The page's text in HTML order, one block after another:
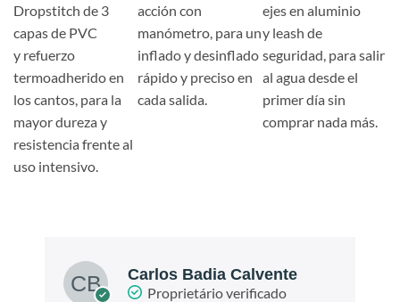
Dropstitch de 3
capas de PVC
y refuerzo
termoadherido en
los cantos, para la
mayor dureza y
resistencia frente al
uso intensivo.
acción con
manómetro, para un
inflado y desinflado
rápido y preciso en
cada salida.
ejes en aluminio
y leash de
seguridad, para salir
al agua desde el
primer día sin
comprar nada más.
Carlos Badia Calvente
Proprietário verificado